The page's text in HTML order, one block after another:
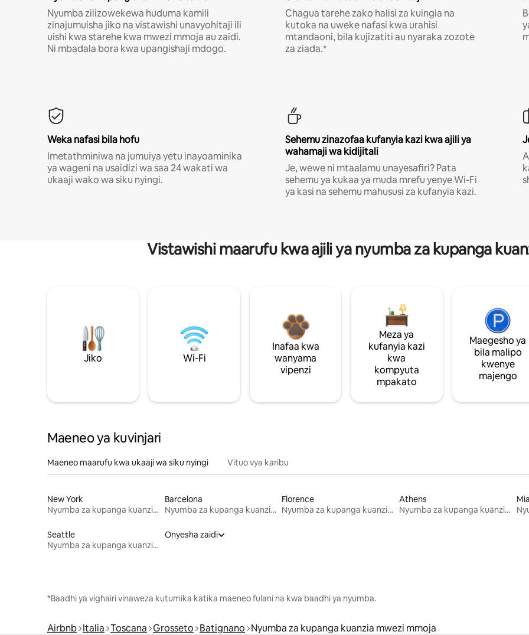
Nyumba zilizowekewa huduma kamili
zinajumuisha jiko na vistawishi unavyohitaji ili
uishi kwa starehe kwa mwezi mmoja au zaidi.
Ni mbadala bora kwa upangishaji mdogo.
Chagua tarehe zako halisi za kuingia na
kutoka na uweke nafasi kwa urahisi
mtandaoni, bila kujizatiti au nyaraka zozote
za ziada.*
Weka nafasi bila hofu
Imetathminiwa na jumuiya yetu inayoaminika
ya wageni na usaidizi wa saa 24 wakati wa
ukaaji wako wa siku nyingi.
Sehemu zinazofaa kufanyia kazi kwa ajili ya
wahamaji wa kidijitali
Je, wewe ni mtaalamu unayesafiri? Pata
sehemu ya kukaa ya muda mrefu yenye Wi-Fi
ya kasi na sehemu mahususi za kufanyia kazi.
Vistawishi maarufu kwa ajili ya nyumba za kupanga
Jiko Wi-Fi
Inafaa kwa
wanyama
vipenzi
Meza ya
kufanyia kazi
kwa
kompyuta
mpakato
Maegesho ya
bila malipo
kwenye
majengo
Maeneo ya kuvinjari
Maeneo maarufu kwa ukaaji wa siku nyingi Vituo vya karibu
New York
Nyumba za kupanga kuanzia mwezi mmoja
Barcelona
Nyumba za kupanga kuanzia mwezi mmoja
Florence
Nyumba za kupanga kuanzia mwezi mmoja
Athens
Nyumba za kupanga kuanzia mwezi mmoja
Seattle
Nyumba za kupanga kuanzia mwezi mmoja
Onyesha zaidi
*Baadhi ya vighairi vinaweza kutumika katika maeneo fulani na kwa baadhi ya nyumba.
Airbnb Italia Toscana Grosseto Batignano Nyumba za kupanga kuanzia mwezi mmoja